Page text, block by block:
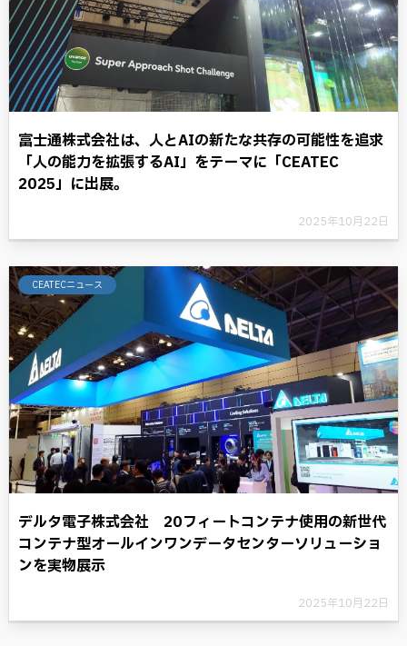
富士通株式会社は、人とAIの新たな共存の可能性を追求
「人の能力を拡張するAI」をテーマに「CEATEC
2025」に出展。
2025年10月22日
CEATECニュース
デルタ電子株式会社 20フィートコンテナ使用の新世代
コンテナ型オールインワンデータセンターソリューショ
ンを実物展示
2025年10月22日